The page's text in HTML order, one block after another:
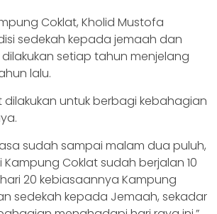
Coklat, Kholid Mustofa
sedekah kepada jemaah dan
setiap tahun menjelang
lalu.
dilakukan untuk berbagi kebahagian
sudah sampai malam dua puluh,
Coklat sudah berjalan 10
20 kebiasaannya Kampung
sedekah kepada Jemaah, sekadar